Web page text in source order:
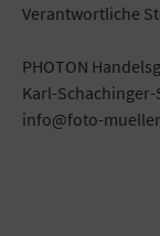
Verantwortliche
PHOTON
Karl-Schachinger-
info@foto-